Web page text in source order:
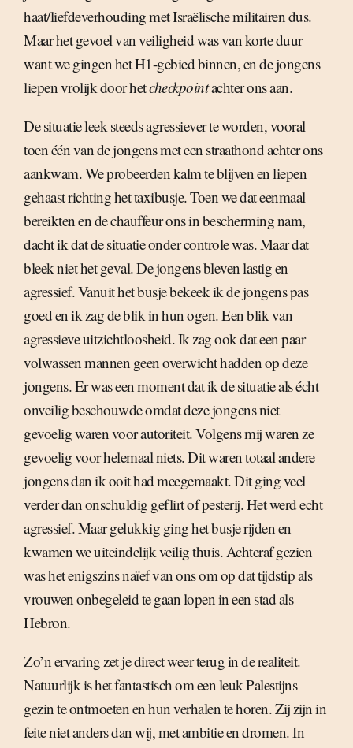
haat/liefdeverhouding met Israëlische militairen dus.
Maar het gevoel van veiligheid was van korte duur
want we gingen het H1-gebied binnen, en de jongens
liepen vrolijk door hetcheckpointachter ons aan.
De situatie leek steeds agressiever te worden, vooral
toen één van de jongens met een straathond achter ons
aankwam. We probeerden kalm te blijven en liepen
gehaast richting het taxibusje. Toen we dat eenmaal
bereikten en de chauffeur ons in bescherming nam,
dacht ik dat de situatie onder controle was. Maar dat
bleek niet het geval. De jongens bleven lastig en
agressief. Vanuit het busje bekeek ik de jongens pas
goed en ik zag de blik in hun ogen. Een blik van
agressieve uitzichtloosheid. Ik zag ook dat een paar
volwassen mannen geen overwicht hadden op deze
jongens. Er was een moment dat ik de situatie als écht
onveilig beschouwde omdat deze jongens niet
gevoelig waren voor autoriteit. Volgens mij waren ze
gevoelig voor helemaal niets. Dit waren totaal andere
jongens dan ik ooit had meegemaakt. Dit ging veel
verder dan onschuldig geflirt of pesterij. Het werd echt
agressief. Maar gelukkig ging het busje rijden en
kwamen we uiteindelijk veilig thuis. Achteraf gezien
was het enigszins naïef van ons om op dat tijdstip als
vrouwen onbegeleid te gaan lopen in een stad als
Hebron.
Zo’n ervaring zet je direct weer terug in de realiteit.
Natuurlijk is het fantastisch om een leuk Palestijns
gezin te ontmoeten en hun verhalen te horen. Zij zijn in
feite niet anders dan wij, met ambitie en dromen. In